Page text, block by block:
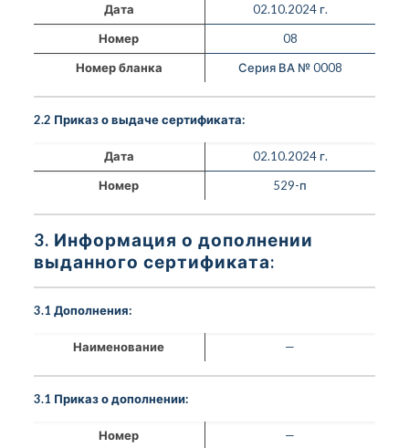
Дата
02.10.2024 г.
Номер
08
Номер бланка
Серия ВА № 0008
2.2 Приказ о выдаче сертификата:
Дата
02.10.2024 г.
Номер
529-п
3. Информация о дополнении
выданного сертификата:
3.1 Дополнения:
Наименование —
3.1 Приказ о дополнении:
Номер
—